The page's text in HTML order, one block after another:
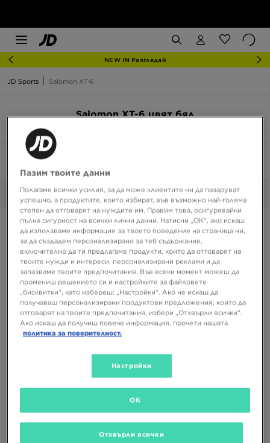
NEW IN Разгледай
JD Sports Salomon XT-6
Salomon XT-6 цвят бял
Сортирай:
Избрани: Бял Изчисти
352,03 ЛВ.
SALOMON XT-6
297,27 ЛВ. 352,03 ЛВ.
179,99 €
352,03 ЛВ. – най-ниска
цена
Пазим твоите данни
Полагаме всички усилия, за да може клиентите ни да пазаруват
успешно, а продуктите, които избират, във възможно най-голяма
степен да отговарят на нуждите им. Правим това, осигурявайки
пълна сигурност на всички лични данни. Натисни „ОК“, ако искаш
да използваме информация за твоето поведение на страница ни,
за да създадем персонализирано за теб съдържание,
включително да ти предлагаме продукти, които да отговарят на
твоите нужди и интереси, персонализирани реклами и да
запазваме твоите предпочитания. Във всеки момент можеш да
промениш решението си и настройките за файловете
„бисквитки“, като избереш: „Настройки“. Ако не искаш да
получаваш персонализирани продуктови предложения, които да
отговарят на твоите предпочитания, избери „Отхвърли всички“.
Ако искаш да получиш повече информация, прочети нашата
политика за поверителност.
Настройки
Отхвърли всички
OK